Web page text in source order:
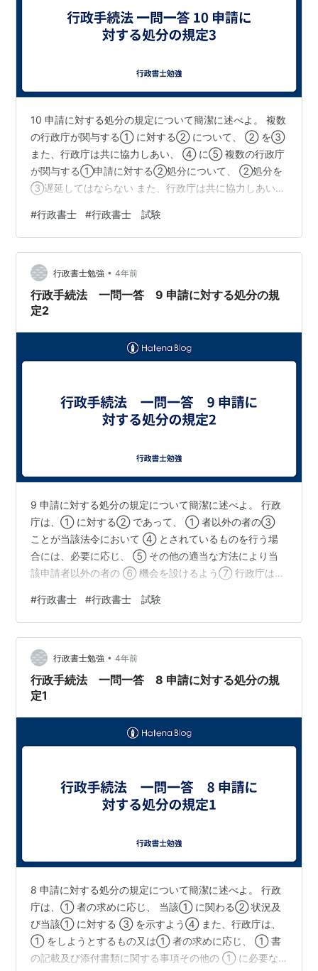
10 申請に対する処分の規定について簡潔に述べよ。 複数
の行政庁が関与する① に対する② について、 ② を③
また、行政庁は共に協力しあい、 ④ に⑤ 複数の行政庁
が関与する①申請に対する②処分について、 ②処分を
③遅延してはならない また、行政庁は共に協力しあい、
#行政書士 #行政書士 試験
行政書士勉強 • 4年前
行政手続法 一問一答 9 申請に対する処分の規
定2
9 申請に対する処分の規定について簡潔に述べよ。 行政
庁は、① に対する② であって、 ① 者以外の者の③
ことが当該法令において ④ とされているものを行う場
合には、必要に応じ、 ⑤ その他の適当な方法により当
該申請者以外の者の ⑥ 機会を設けるよう⑦ 行政庁は、
の③利害を考慮すべきことが当該法令において ④許認
可の要件とされているものを行う場合には、必要に応
じ、 ⑤公聴会の開催その他の適当な方法により当該申請
者以外の者の ⑥意見を聞く機会を設けるよう⑦努めな
ければならない
#行政書士 #行政書士 試験
行政書士勉強 • 4年前
行政手続法 一問一答 8 申請に対する処分の規
定1
8 申請に対する処分の規定について簡潔に述べよ。 行政
庁は、① 者の求めに応じ、 当該① に関わる② 状況及
び当該① に対する ③ を示すよう④ また、行政庁は、
① をしようとするもの又は① 者の求めに応じ、 ① 書
の記載及び添付書類に関する事項その他の ① に必要な